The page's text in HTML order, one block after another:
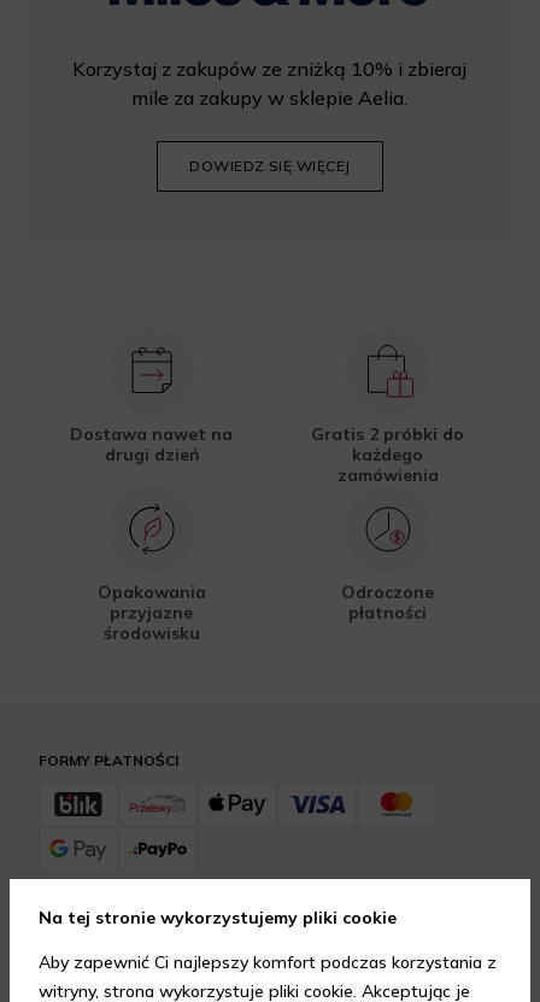
Korzystaj z zakupów ze zniżką 10% i zbieraj
mile za zakupy w sklepie Aelia.
DOWIEDZ SIĘ WIĘCEJ
Dostawa nawet na
drugi dzień
Gratis 2 próbki do
każdego
zamówienia
Opakowania
przyjazne
środowisku
Odroczone
płatności
FORMY DOSTAWY
FORMY PŁATNOŚCI
Na tej stronie wykorzystujemy pliki cookie
Aby zapewnić Ci najlepszy komfort podczas korzystania z
witryny, strona wykorzystuje pliki cookie. Akceptując je